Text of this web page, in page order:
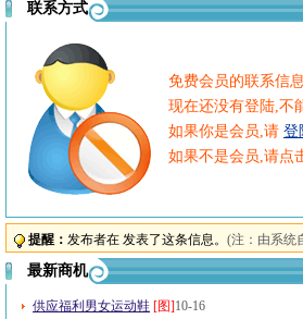
联系方式
免费会员的联系信
现在还没有登陆,不
如果你是会员,请 登
如果不是会员,请点
提醒： 发布者在 发表了这条信息。 (注：由系统
最新商机
供应福利男女运动鞋 [图]10-16